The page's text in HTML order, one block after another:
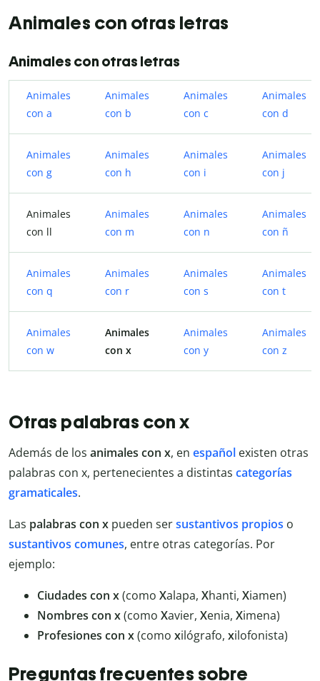
Animales con otras letras
Animales con otras letras
Animales
con a
Animales
con b
Animales
con c
Animales
con d
Animales
con g
Animales
con h
Animales
con i
Animales
con j
Animales
con ll
Animales
con m
Animales
con n
Animales
con ñ
Animales
con q
Animales
con r
Animales
con s
Animales
con t
Animales
con w
Animales
con x
Animales
con y
Animales
con z
Otras palabras con x
Además de los animales con x, en español existen otras
palabras con x, pertenecientes a distintas categorías
gramaticales.
Las palabras con x pueden sersustantivos propios o
sustantivos comunes, entre otras categorías. Por
ejemplo:
Ciudades con x(como Xalapa, Xhanti, Xiamen)
Nombres con x(como Xavier, Xenia, Ximena)
Profesiones con x(como xilógrafo, xilofonista)
Preguntas frecuentes sobre